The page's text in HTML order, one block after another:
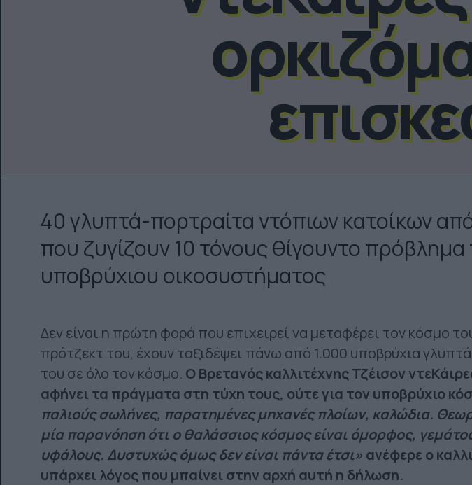
40 γλυπτά-πορτραίτα ντόπιων κατοίκων
που ζυγίζουν 10 τόνους θίγουντο πρόβλημα
υποβρύχιου οικοσυστήματος
Δεν είναι η πρώτη φορά που επιχειρεί να μεταφέρει τον κόσμο
πρότζεκτ του, έχουν ταξιδέψει πάνω από 1.000 υποβρύχια
του σε όλο τον κόσμο. Ο Βρετανός καλλιτέχνης Τζέισον
αφήνει τα πράγματα στη τύχη τους, ούτε για τον υποβρύχιο
παλιούς σωλήνες, παρατημένες μηχανές πλοίων, καλώδια.
μία παρανόηση ότι ο θαλάσσιος κόσμος είναι όμορφος,
υφάλους. Δυστυχώς όμως δεν είναι πάντα έτσι» ανέφερε ο
υπάρχει λόγος που μπαίνει στην αρχή αυτή η δήλωση.